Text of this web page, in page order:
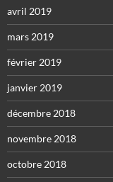
avril 2019
mars 2019
février 2019
janvier 2019
décembre 2018
novembre 2018
octobre 2018